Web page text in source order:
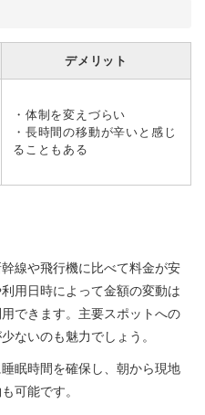
デメリット
・体制を変えづらい
・長時間の移動が辛いと感じ
ることもある
線や飛行機に比べて料金が安
用日時によって金額の変動は
できます。主要スポットへの
ないのも魅力でしょう。
眠時間を確保し、朝から現地
可能です。